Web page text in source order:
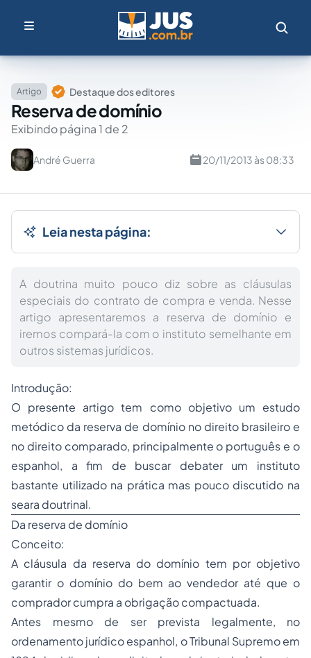
Artigo Destaque dos editores
Reserva de domínio
Exibindo página 1 de 2
André Guerra 20/11/2013 às 08:33
Leia nesta página:
A doutrina muito pouco diz sobre as cláusulas
especiais do contrato de compra e venda. Nesse
artigo apresentaremos a reserva de domínio e
iremos compará-la com o instituto semelhante em
outros sistemas jurídicos.
Introdução:
O presente artigo tem como objetivo um estudo
metódico da reserva de domínio no direito brasileiro e
no direito comparado, principalmente o português e o
espanhol, a fim de buscar debater um instituto
bastante utilizado na prática mas pouco discutido na
seara doutrinal.
Da reserva de domínio
Conceito:
A cláusula da reserva do domínio tem por objetivo
garantir o domínio do bem ao vendedor até que o
comprador cumpra a obrigação compactuada.
Antes mesmo de ser prevista legalmente, no
ordenamento jurídico espanhol, o Tribunal Supremo em